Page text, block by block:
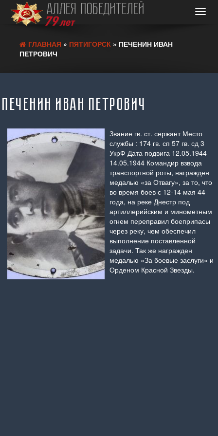
ГЛАВНАЯ » ПЯТИГОРСК » ПЕЧЕНИН ИВАН
ПЕТРОВИЧ
ПЕЧЕНИН ИВАН ПЕТРОВИЧ
Звание гв. ст. сержант Место
службы : 174 гв. сп 57 гв. сд 3
УкрФ Дата подвига 12.05.1944-
14.05.1944 Командир взвода
транспортной роты, награжден
медалью «за Отвагу», за то, что
во время боев с 12-14 мая 44
года, на реке Днестр под
артиллерийским и минометным
огнем переправил боеприпасы
через реку, чем обеспечил
выполнение поставленной
задачи. Так же награжден
медалью «За боевые заслуги» и
Орденом Красной Звезды.